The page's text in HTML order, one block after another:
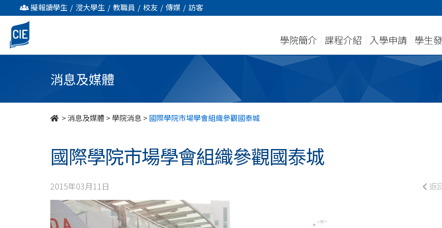
國
際
學
擬報讀學生 / 浸大學生 / 教職員 / 校友 / 傳媒 / 訪客
學院簡介 課程介紹 入學申請 學生
消息及媒體
>消息及媒體 >學院消息 > 國際學院市場學會組織參觀國泰城
國際學院市場學會組織參觀國泰城
2015年03月11日 返